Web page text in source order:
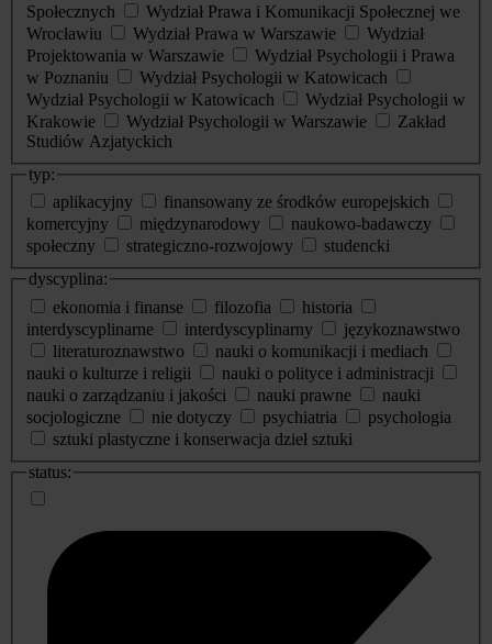
Społecznych
Wydział Prawa i Komunikacji Społecznej we
Wrocławiu
Wydział Prawa w Warszawie
Wydział
Projektowania w Warszawie
Wydział Psychologii i Prawa
w Poznaniu
Wydział Psychologii w Katowicach
Wydział Psychologii w Katowicach
Wydział Psychologii w
Krakowie
Wydział Psychologii w Warszawie
Zakład
Studiów Azjatyckich
typ:
aplikacyjny
finansowany ze środków europejskich
komercyjny
międzynarodowy
naukowo-badawczy
społeczny
strategiczno-rozwojowy
studencki
dyscyplina:
ekonomia i finanse
filozofia
historia
interdyscyplinarne
interdyscyplinarny
językoznawstwo
literaturoznawstwo
nauki o komunikacji i mediach
nauki o kulturze i religii
nauki o polityce i administracji
nauki o zarządzaniu i jakości
nauki prawne
nauki
socjologiczne
nie dotyczy psychiatria
psychologia
sztuki plastyczne i konserwacja dzieł sztuki
status: